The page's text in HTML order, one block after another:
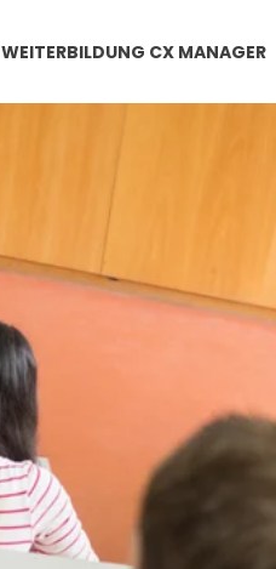
WEITERBILDUNG CX MANAGER